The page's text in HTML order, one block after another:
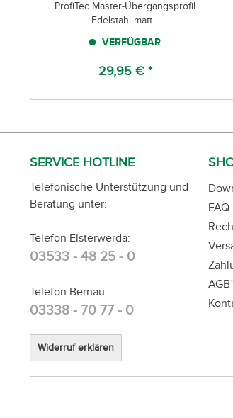
ProfiTec Master-Übergangsprofil
Edelstahl matt...
VERFÜGBAR
29,95 € *
SERVICE HOTLINE
Telefonische Unterstützung und
Beratung unter:
Telefon Elsterwerda:
03533 - 48 25 - 0
Telefon Bernau:
03338 - 70 77 - 0
Widerruf erklären
FAQ